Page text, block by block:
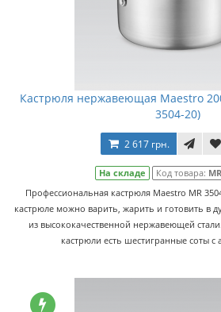
Кастрюля нержавеющая Maestro
3504-20)
2 617 грн.
На складе Код товара:
Профессиональная кастрюля Maestro MR
кастрюле можно варить, жарить и готовить в
из высококачественной нержавеющей
кастрюли есть шестигранные соты